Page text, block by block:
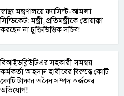
স্বাস্থ্য মন্ত্রণালয়ে ফ্যাসিস্ট-আমলা
সিন্ডিকেট: মন্ত্রী, প্রতিমন্ত্রীকে তোয়াক্কা
করছেন না চুক্তিভিত্তিক সচিব!
বিআইডব্লিউটিএর সহকারী সমন্বয়
কর্মকর্তা আহসান হাবীবের বিরুদ্ধে কোটি
কোটি টাকার অবৈধ সম্পদ অর্জনের
অভিযোগ!